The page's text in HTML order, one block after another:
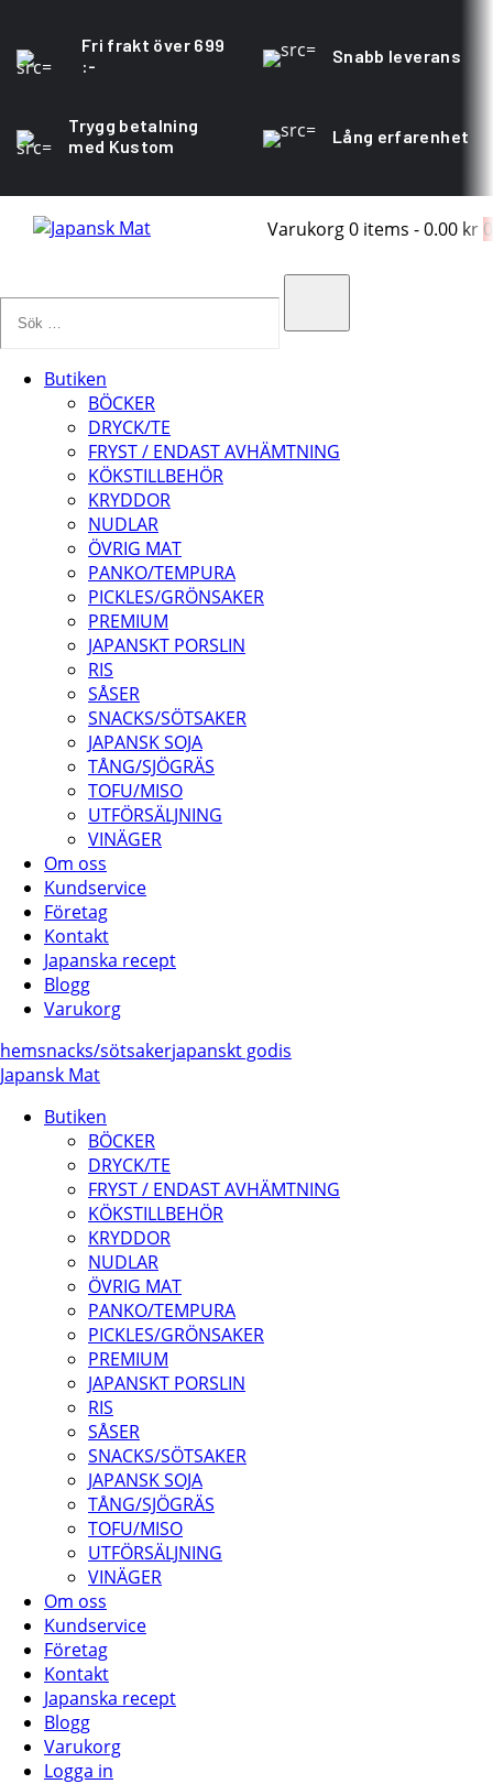
Fri frakt över 699
:-
Snabb leverans
Trygg betalning
med Kustom
Lång erfarenhet
Varukorg0 items -0.00 kr 0
Butiken
BÖCKER
DRYCK/TE
FRYST / ENDAST AVHÄMTNING
KÖKSTILLBEHÖR
KRYDDOR
NUDLAR
ÖVRIG MAT
PANKO/TEMPURA
PICKLES/GRÖNSAKER
PREMIUM
JAPANSKT PORSLIN
RIS
SÅSER
SNACKS/SÖTSAKER
JAPANSK SOJA
TÅNG/SJÖGRÄS
TOFU/MISO
UTFÖRSÄLJNING
VINÄGER
Om oss
Kundservice
Företag
Kontakt
Japanska recept
Blogg
Varukorg
hemsnacks/sötsakerjapanskt godis
Japansk Mat
Butiken
BÖCKER
DRYCK/TE
FRYST / ENDAST AVHÄMTNING
KÖKSTILLBEHÖR
KRYDDOR
NUDLAR
ÖVRIG MAT
PANKO/TEMPURA
PICKLES/GRÖNSAKER
PREMIUM
JAPANSKT PORSLIN
RIS
SÅSER
SNACKS/SÖTSAKER
JAPANSK SOJA
TÅNG/SJÖGRÄS
TOFU/MISO
UTFÖRSÄLJNING
VINÄGER
Om oss
Kundservice
Företag
Kontakt
Japanska recept
Blogg
Varukorg
Logga in